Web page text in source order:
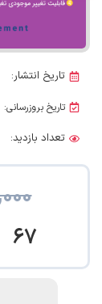
تاریخ انتشار:
تاریخ بروزرسانی:
تعداد بازدید:
67